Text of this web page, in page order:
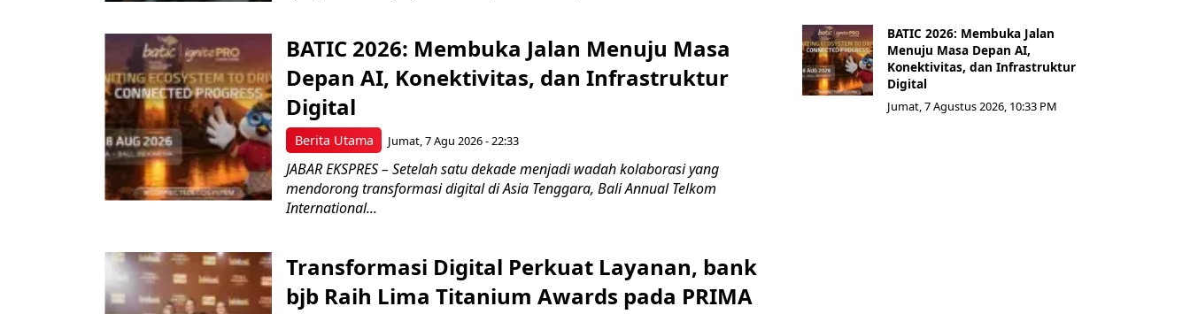
Berita Utama
BATIC 2026: Membuka Jalan Menuju Masa
Depan AI, Konektivitas, dan Infrastruktur
Digital
Jumat, 7 Agu 2026 - 22:33
JABAR EKSPRES – Setelah satu dekade menjadi wadah kolaborasi yang
mendorong transformasi digital di Asia Tenggara, Bali Annual Telkom
International...
Transformasi Digital Perkuat Layanan, bank
bjb Raih Lima Titanium Awards pada PRIMA
BATIC 2026: Membuka Jalan
Menuju Masa Depan AI,
Konektivitas, dan Infrastruktur
Digital
Jumat, 7 Agustus 2026, 10:33 PM